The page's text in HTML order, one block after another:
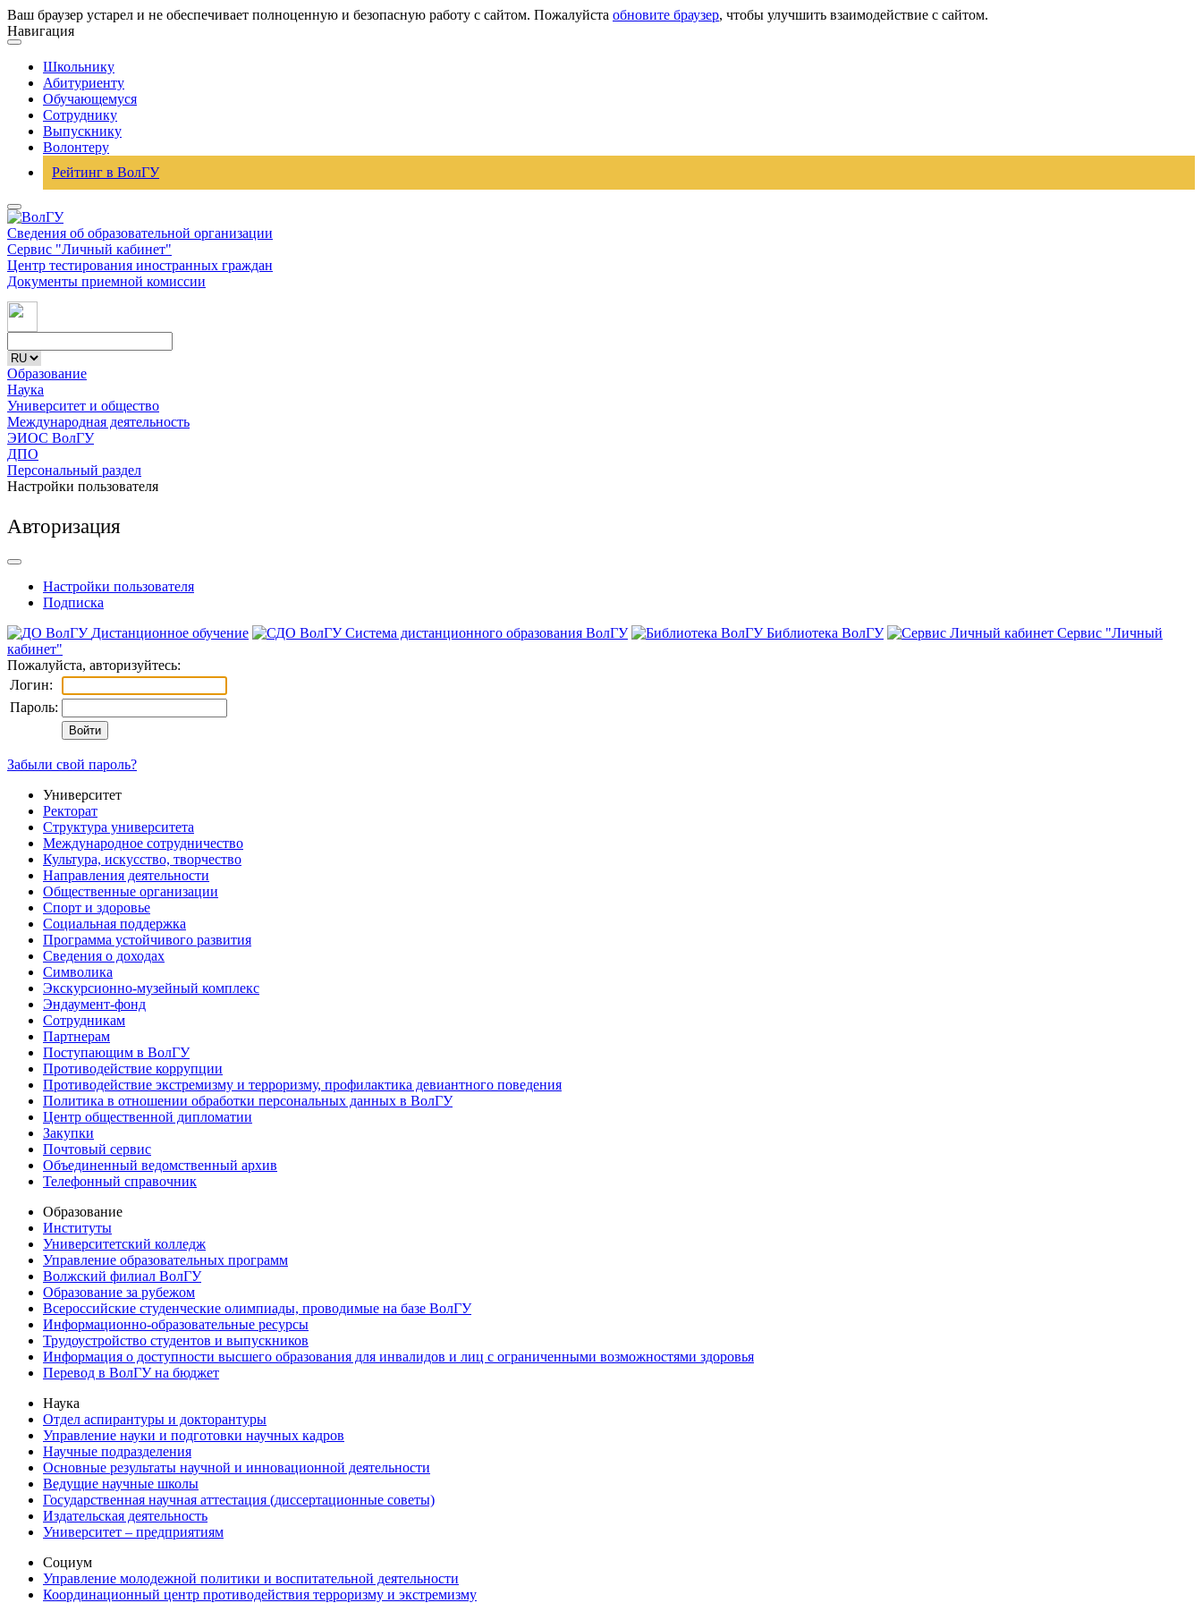
Ваш браузер устарел и не обеспечивает полноценную и безопасную работу с сайтом. Пожалуйста обновите браузер, чтобы улучшить взаимодействие с сайтом.
Навигация
Школьнику
Абитуриенту
Обучающемуся
Сотруднику
Выпускнику
Волонтеру
Рейтинг в ВолГУ
Сведения об образовательной организации
Сервис "Личный кабинет"
Центр тестирования иностранных граждан
Документы приемной комиссии
Образование
Наука
Университет и общество
Международная деятельность
ЭИОС ВолГУ
ДПО
Персональный раздел
Настройки пользователя
Авторизация
Настройки пользователя
Подписка
Дистанционное обучение
Система дистанционного образования ВолГУ Библиотека ВолГУ
Сервис "Личный
кабинет"
Пожалуйста, авторизуйтесь:
Логин:
Пароль:
Забыли свой пароль?
Университет
Ректорат
Структура университета
Международное сотрудничество
Культура, искусство, творчество
Направления деятельности
Общественные организации
Спорт и здоровье
Социальная поддержка
Программа устойчивого развития
Сведения о доходах
Символика
Экскурсионно-музейный комплекс
Эндаумент-фонд
Сотрудникам
Партнерам
Поступающим в ВолГУ
Противодействие коррупции
Противодействие экстремизму и терроризму, профилактика девиантного поведения
Политика в отношении обработки персональных данных в ВолГУ
Центр общественной дипломатии
Закупки
Почтовый сервис
Объединенный ведомственный архив
Телефонный справочник
Образование
Институты
Университетский колледж
Управление образовательных программ
Волжский филиал ВолГУ
Образование за рубежом
Всероссийские студенческие олимпиады, проводимые на базе ВолГУ
Информационно-образовательные ресурсы
Трудоустройство студентов и выпускников
Информация о доступности высшего образования для инвалидов и лиц с ограниченными возможностями здоровья
Перевод в ВолГУ на бюджет
Наука
Отдел аспирантуры и докторантуры
Управление науки и подготовки научных кадров
Научные подразделения
Основные результаты научной и инновационной деятельности
Ведущие научные школы
Государственная научная аттестация (диссертационные советы)
Издательская деятельность
Университет – предприятиям
Социум
Управление молодежной политики и воспитательной деятельности
Координационный центр противодействия терроризму и экстремизму